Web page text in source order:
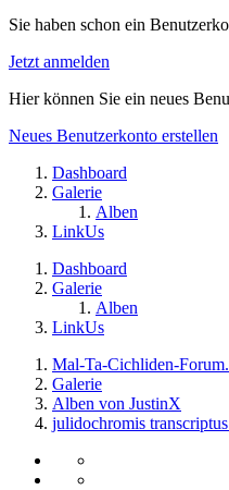
Sie haben schon ein
Jetzt anmelden
Hier können Sie ein neues
Neues Benutzerkonto erstellen
Dashboard
Galerie
Alben
LinkUs
Dashboard
Galerie
Alben
LinkUs
Mal-Ta-Cichliden-
Galerie
Alben von JustinX
julidochromis